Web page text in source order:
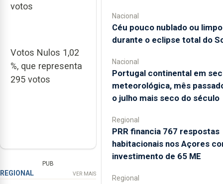
votos
Votos Nulos 1,02
%, que representa
295 votos
PUB
REGIONAL VER MAIS
Nacional
Céu pouco nublado ou limpo
durante o eclipse total do
Nacional
Portugal continental em
meteorológica, mês
o julho mais seco do século
Regional
PRR financia 767 respostas
habitacionais nos Açores
investimento de 65 ME
Regional